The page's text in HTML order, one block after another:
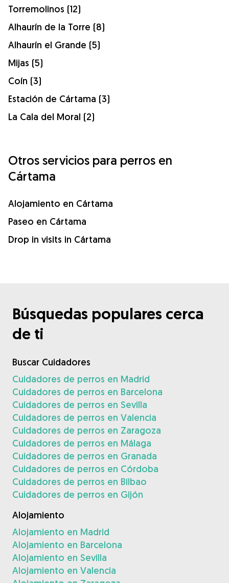
Torremolinos (12)
Alhaurín de la Torre (8)
Alhaurín el Grande (5)
Mijas (5)
Coín (3)
Estación de Cártama (3)
La Cala del Moral (2)
Otros servicios para perros en
Cártama
Alojamiento en Cártama
Paseo en Cártama
Drop in visits in Cártama
Búsquedas populares cerca
de ti
Buscar Cuidadores
Cuidadores de perros en Madrid
Cuidadores de perros en Barcelona
Cuidadores de perros en Sevilla
Cuidadores de perros en Valencia
Cuidadores de perros en Zaragoza
Cuidadores de perros en Málaga
Cuidadores de perros en Granada
Cuidadores de perros en Córdoba
Cuidadores de perros en Bilbao
Cuidadores de perros en Gijón
Alojamiento
Alojamiento en Madrid
Alojamiento en Barcelona
Alojamiento en Sevilla
Alojamiento en Valencia